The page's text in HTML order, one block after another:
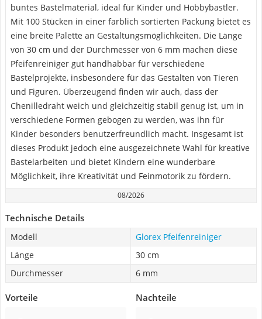
buntes Bastelmaterial, ideal für Kinder und Hobbybastler.
Mit 100 Stücken in einer farblich sortierten Packung bietet es
eine breite Palette an Gestaltungsmöglichkeiten. Die Länge
von 30 cm und der Durchmesser von 6 mm machen diese
Pfeifenreiniger gut handhabbar für verschiedene
Bastelprojekte, insbesondere für das Gestalten von Tieren
und Figuren. Überzeugend finden wir auch, dass der
Chenilledraht weich und gleichzeitig stabil genug ist, um in
verschiedene Formen gebogen zu werden, was ihn für
Kinder besonders benutzerfreundlich macht. Insgesamt ist
dieses Produkt jedoch eine ausgezeichnete Wahl für kreative
Bastelarbeiten und bietet Kindern eine wunderbare
Möglichkeit, ihre Kreativität und Feinmotorik zu fördern.
08/2026
Technische Details
Modell
Glorex Pfeifenreiniger
Länge
30 cm
Durchmesser
6 mm
Vorteile Nachteile